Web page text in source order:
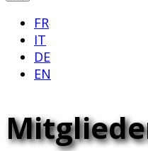
FR
IT
DE
EN